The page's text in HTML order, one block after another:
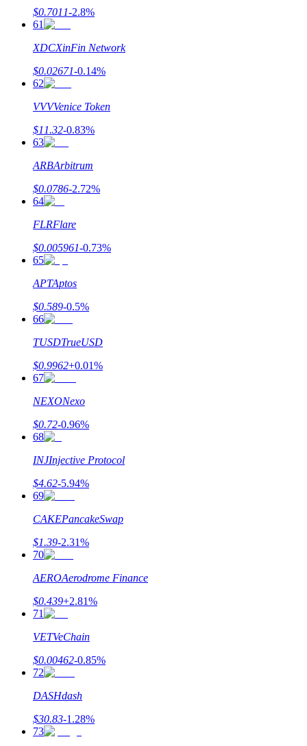
$0.7011-2.8%
61
XDCXinFin Network
$0.02671-0.14%
62
VVVVenice Token
$11.32-0.83%
63
ARBArbitrum
$0.0786-2.72%
64
FLRFlare
$0.005961-0.73%
65
APTAptos
$0.589-0.5%
66
TUSDTrueUSD
$0.9962+0.01%
67
NEXONexo
$0.72-0.96%
68
INJInjective Protocol
$4.62-5.94%
69
CAKEPancakeSwap
$1.39-2.31%
70
AEROAerodrome Finance
$0.439+2.81%
71
VETVeChain
$0.00462-0.85%
72
DASHdash
$30.83-1.28%
73